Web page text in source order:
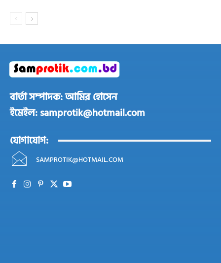
বার্তা সম্পাদক: আমির হোসেন
ইমেইল: samprotik@hotmail.com
যোগাযোগ:
SAMPROTIK@HOTMAIL.COM